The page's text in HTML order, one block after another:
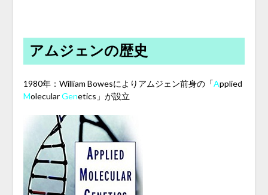
アムジェンの歴史
1980年：William Bowesによりアムジェン前身の「Applied
MolecularGenetics」が設立